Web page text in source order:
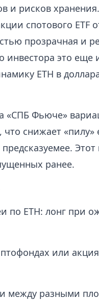
и рисков
спотового ETF
прозрачная и
инвестора это еще
ETH в
«СПБ Фьюче»
снижает «пилу»
ранее.
по ETH: лонг при
или
между разными